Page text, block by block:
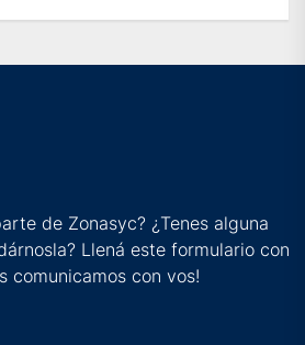
de Zonasyc? ¿Tenes alguna
Llená este formulario con
comunicamos con vos!